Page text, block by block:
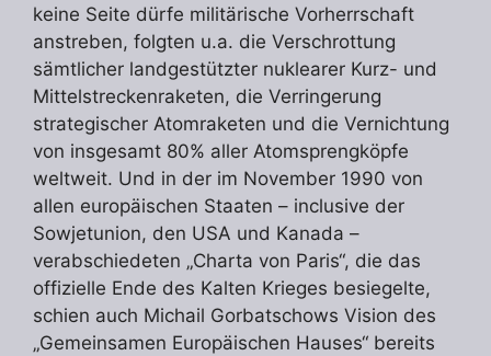
keine Seite dürfe militärische Vorherrschaft
anstreben, folgten u.a. die Verschrottung
sämtlicher landgestützter nuklearer Kurz- und
Mittelstreckenraketen, die Verringerung
strategischer Atomraketen und die Vernichtung
von insgesamt 80% aller Atomsprengköpfe
weltweit. Und in der im November 1990 von
allen europäischen Staaten – inclusive der
Sowjetunion, den USA und Kanada –
verabschiedeten „Charta von Paris“, die das
offizielle Ende des Kalten Krieges besiegelte,
schien auch Michail Gorbatschows Vision des
„Gemeinsamen Europäischen Hauses“ bereits